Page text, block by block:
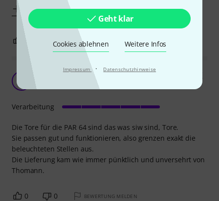
Geht klar
Cookies ablehnen Weitere Infos
Impressum · Datenschutzhinweise
Mehr anzeigen
0 BEWERTUNG MELDEN
Bewertung für Stairville Barndoor for PAR 64 BK
StrUdo 13.01.2021
Die Tore für die PAR 64 sind das was siw sind, Tore.
Sie passen gut und funktionieren, also grenzen exakt die
beleuchteten Stellen aus.
Die Lieferung kam wie immer pünktlich und unversehrt von
Thomann.
Verarbeitung
0 0 BEWERTUNG MELDEN